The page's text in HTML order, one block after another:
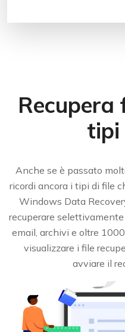
Recupera
tipi
Anche se è passato
ricordi ancora i tipi di file
Windows Data
recuperare selettivamente
email, archivi e oltre
visualizzare i file
avviare il